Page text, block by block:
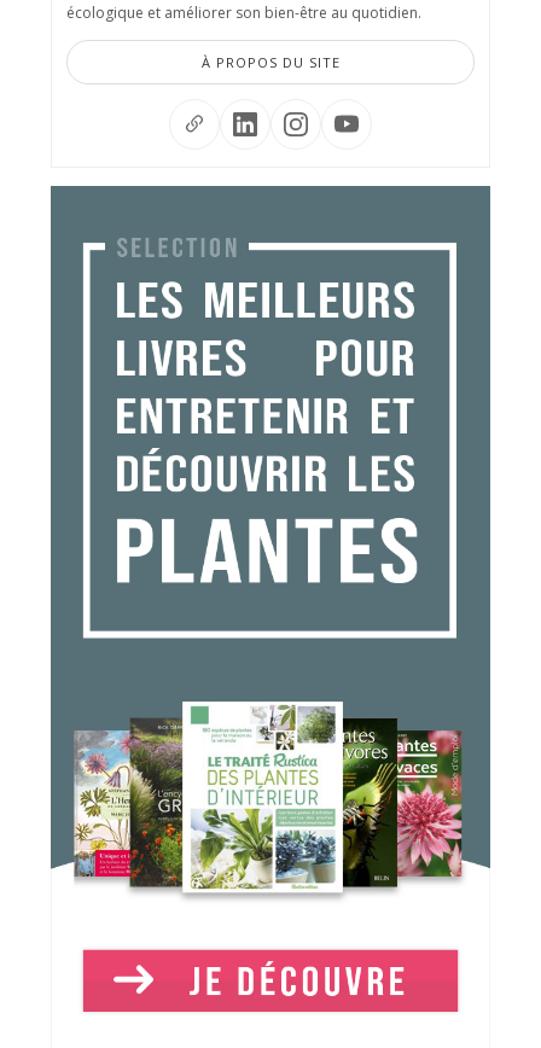
écologique et améliorer son bien-être au quotidien.
À PROPOS DU SITE